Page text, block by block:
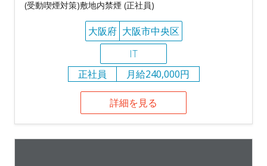
(受動喫煙対策)敷地内禁煙 (正社員)
大阪府 大阪市中央区
IT
正社員
月給240,000円
詳細を見る